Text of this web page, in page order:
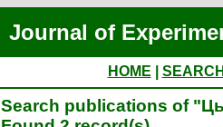
Journal of
HOME
Search publications of